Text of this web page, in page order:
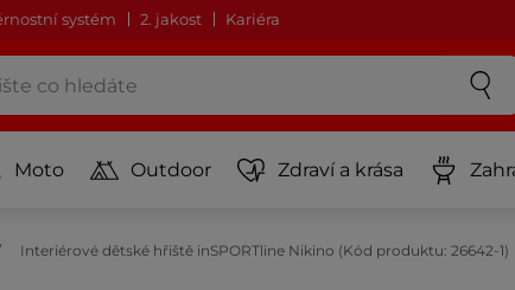
systém 2. jakost Kariéra
Moto Outdoor Zdraví a krása
Interiérové dětské hřiště inSPORTline Nikino (Kód produktu: 26642-1)